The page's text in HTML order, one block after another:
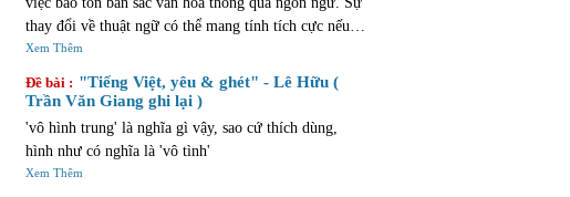
thay đổi về thuật ngữ có thể mang tính tích cực nếu
chúng vẫn giữ được mối liên hệ với truyền thống và
lịch sử địa phương. Văn bản này cũng gợi lên những
cảm xúc và suy nghĩ tương tự như những gì bạn trải
qua khi mua bất động sản. Quá trình này cũng tràn
đầy sự phấn khích và niềm vui. Điều này đặc biệt
đúng đối với các dự án mới của Al Sharq Investment
Xem Thêm
Đề bài : "Tiếng Việt, yêu & ghét" - Lê Hữu (
Trần Văn Giang ghi lại )
'vô hình trung' là nghĩa gì vậy, sao cứ thích dùng,
hình như có nghĩa là 'vô tình'
Xem Thêm